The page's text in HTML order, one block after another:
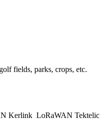
fields, parks, crops, etc.
Kerlink LoRaWAN Tektelic